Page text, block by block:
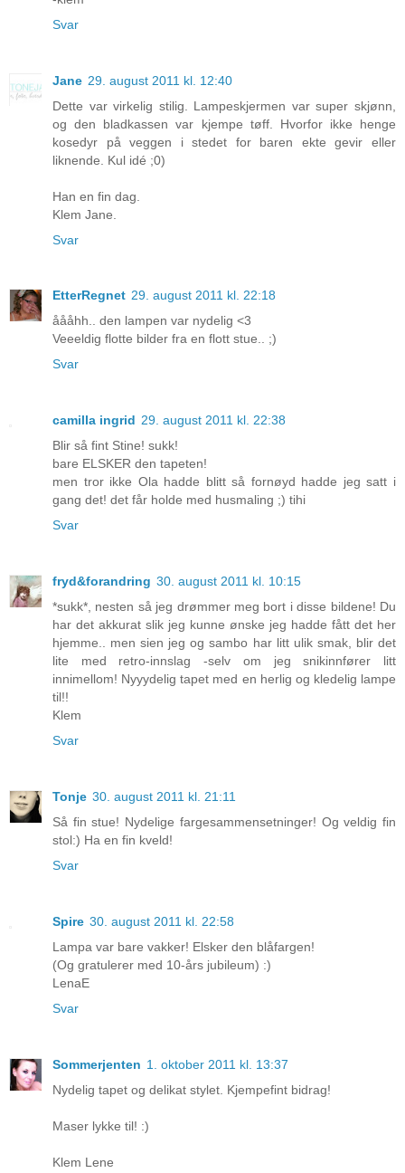
Svar
Jane 29. august 2011 kl. 12:40
Dette var virkelig stilig. Lampeskjermen var super skjønn,
og den bladkassen var kjempe tøff. Hvorfor ikke henge
kosedyr på veggen i stedet for baren ekte gevir eller
liknende. Kul idé ;0)
Han en fin dag.
Klem Jane.
Svar
EtterRegnet 29. august 2011 kl. 22:18
åååhh.. den lampen var nydelig <3
Veeeldig flotte bilder fra en flott stue.. ;)
Svar
camilla ingrid 29. august 2011 kl. 22:38
Blir så fint Stine! sukk!
bare ELSKER den tapeten!
men tror ikke Ola hadde blitt så fornøyd hadde jeg satt i
gang det! det får holde med husmaling ;) tihi
Svar
fryd&forandring 30. august 2011 kl. 10:15
*sukk*, nesten så jeg drømmer meg bort i disse bildene! Du
har det akkurat slik jeg kunne ønske jeg hadde fått det her
hjemme.. men sien jeg og sambo har litt ulik smak, blir det
lite med retro-innslag -selv om jeg snikinnfører litt
innimellom! Nyyydelig tapet med en herlig og kledelig lampe
til!!
Klem
Svar
Tonje 30. august 2011 kl. 21:11
Så fin stue! Nydelige fargesammensetninger! Og veldig fin
stol:) Ha en fin kveld!
Svar
Spire 30. august 2011 kl. 22:58
Lampa var bare vakker! Elsker den blåfargen!
(Og gratulerer med 10-års jubileum) :)
LenaE
Svar
Sommerjenten 1. oktober 2011 kl. 13:37
Nydelig tapet og delikat stylet. Kjempefint bidrag!
Maser lykke til! :)
Klem Lene